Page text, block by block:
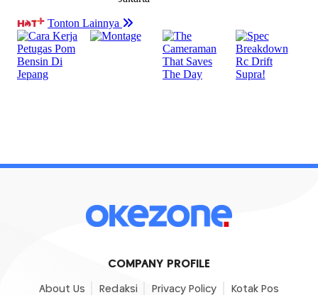
COMPANY PROFILE
About Us Redaksi Privacy Policy Kotak Pos